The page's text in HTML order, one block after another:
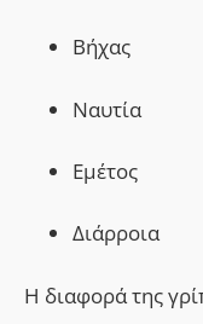
Βήχας
Ναυτία
Εμέτος
Διάρροια
Η διαφορά της